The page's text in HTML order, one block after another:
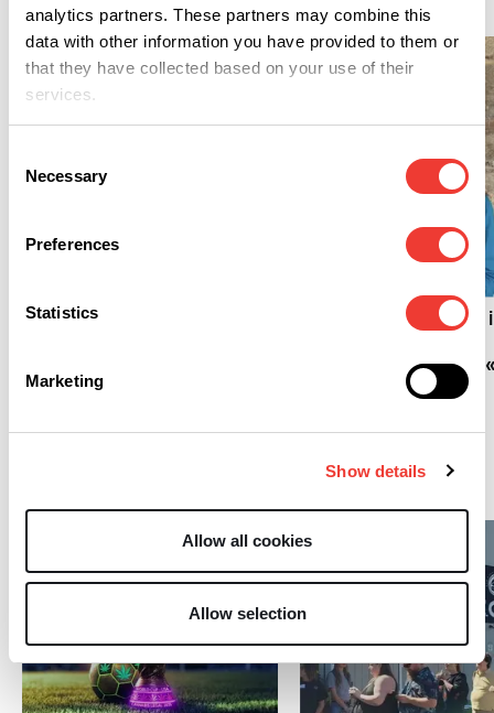
analytics partners. These partners may combine this
data with other information you have provided to them or
that they have collected based on your use of their
services.
Selection
Necessary
Preferences
Statistics
Marketing
Show details
Allow all cookies
Allow selection
M
cannabis? La scienza
Codice della Strada,
assolve Elena Tuniz:
fatto non sussiste»